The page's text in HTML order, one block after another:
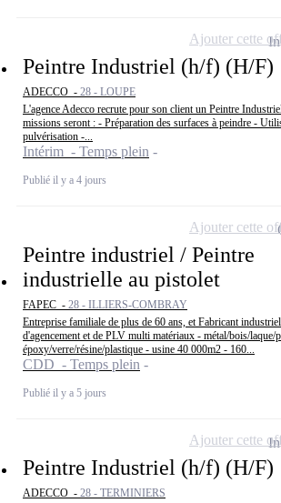
Peintre Industriel (h/f) (H/F)
ADECCO - 28 - LOUPE
L'agence Adecco recrute pour son client un Peintre
missions seront : - Préparation des surfaces à peindre -
pulvérisation -...
Intérim - Temps plein
Publié il y a 4 jours
Ajouter cette
Peintre industriel / Peintre
industrielle au pistolet
FAPEC - 28 - ILLIERS-COMBRAY
Entreprise familiale de plus de 60 ans, et Fabricant
d'agencement et de PLV multi matériaux - métal/bois/laque/
époxy/verre/résine/plastique - usine 40 000m2 - 160...
CDD - Temps plein
Publié il y a 5 jours
Ajouter cette
Peintre Industriel (h/f) (H/F)
ADECCO - 28 - TERMINIERS
Ajouter cette